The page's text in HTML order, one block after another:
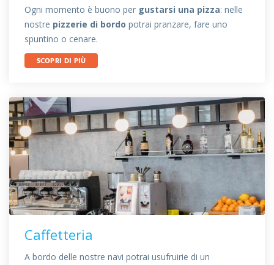
Ogni momento è buono per gustarsi una pizza: nelle
nostre pizzerie di bordo potrai pranzare, fare uno
spuntino o cenare.
SCOPRI DI PIÙ
Caffetteria
A bordo delle nostre navi potrai usufruirie di un